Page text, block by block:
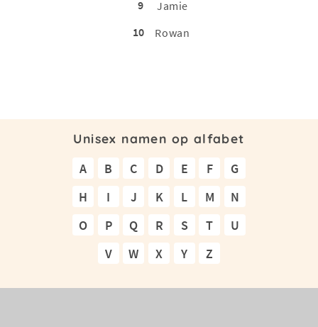
9
Jamie
10
Rowan
Unisex namen op alfabet
A B C D E F
G
H
I J K L M
N
O
P Q R S T
U
V
W X Y Z